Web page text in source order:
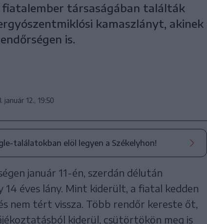
fiatalember társaságában találták
kamaszlányt, akinek
is.
január 12., 19:50
találatokban elöl legyen a Székelyhon!
január 11-én, szerdán délután
éves lány. Mint kiderült, a fiatal kedden
nem tért vissza. Több rendőr kereste őt,
kiderül, csütörtökön meg is